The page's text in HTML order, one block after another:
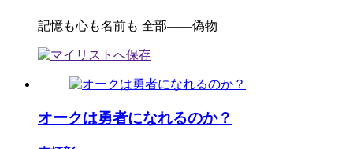
記憶も心も名前も 全部――偽物
オークは勇者になれるのか？